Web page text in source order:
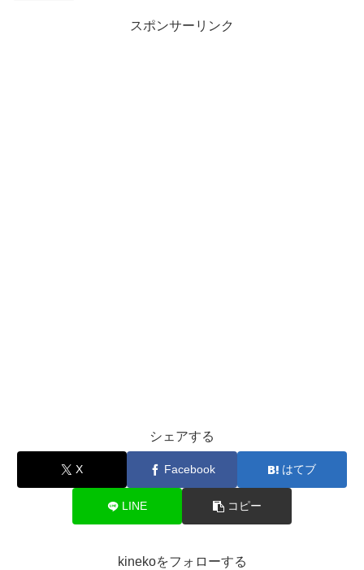
スポンサーリンク
シェアする
X Facebook はてブ
LINE コピー
kinekoをフォローする